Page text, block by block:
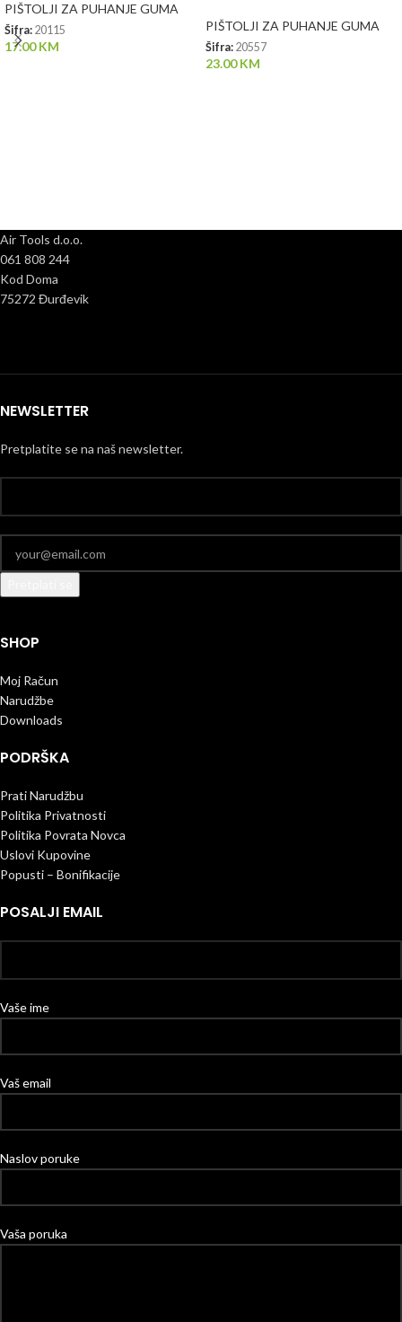
PIŠTOLJI ZA PUHANJE GUMA
Šifra: 20115
17.00KM
PIŠTOLJI ZA PUHANJE GUMA
Šifra: 20557
23.00KM
Air Tools d.o.o.
061 808 244
Kod Doma
75272 Đurđevik
NEWSLETTER
Pretplatite se na naš newsletter.
SHOP
Moj Račun
Narudžbe
Downloads
PODRŠKA
Prati Narudžbu
Politika Privatnosti
Politika Povrata Novca
Uslovi Kupovine
Popusti – Bonifikacije
POSALJI EMAIL
Vaše ime
Vaš email
Naslov poruke
Vaša poruka